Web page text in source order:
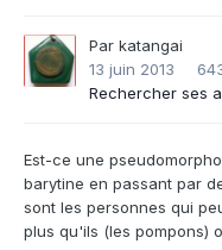
Par katangai
13 juin 2013
Rechercher ses
Est-ce une
barytine en passant par
sont les personnes qui
plus qu'ils (les pompons)